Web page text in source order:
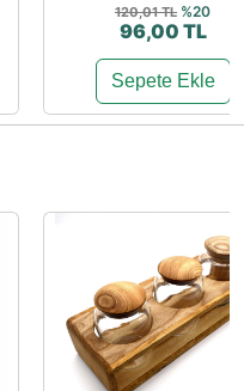
120,01 TL %20
96,00 TL
Sepete Ekle